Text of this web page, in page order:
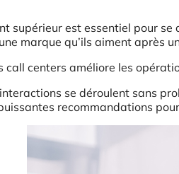
supérieur est essentiel pour
marque qu’ils aiment après
call centers améliore les
se déroulent sans
recommandations